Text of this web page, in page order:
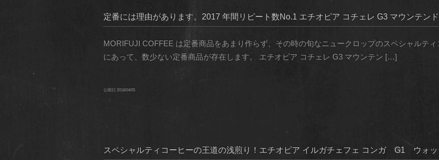
定番には理由があります。2017 年間リピート数No.1 エチオピア コチェレ G3 マウンテン
MORIFUJI COFFEE は定番商品をあまり作らず、その時の旬なニュークロップのスペシャルテ
にあって、数少ない定番商品が存在します。 エチオピア コチェレ G3 マウンテン […]
公開日 2018/04/05
スペシャルティコーヒーの王道の浅煎り！エチオピア イルガチェフェ コンガ G1 ウォ